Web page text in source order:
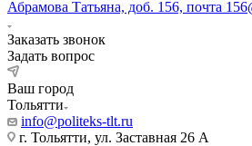
Абрамова Татьяна, доб. 156, почта
Заказать звонок
Задать вопрос
Ваш город
Тольятти
info@politeks-tlt.ru
г. Тольятти, ул. Заставная 26 А